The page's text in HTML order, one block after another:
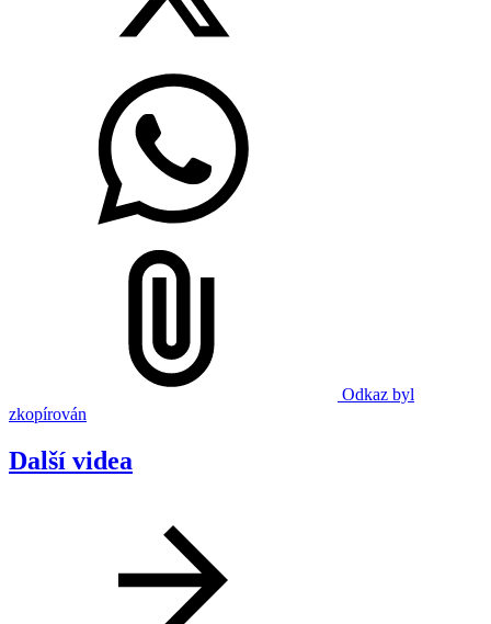
Odkaz byl
zkopírován
Další videa